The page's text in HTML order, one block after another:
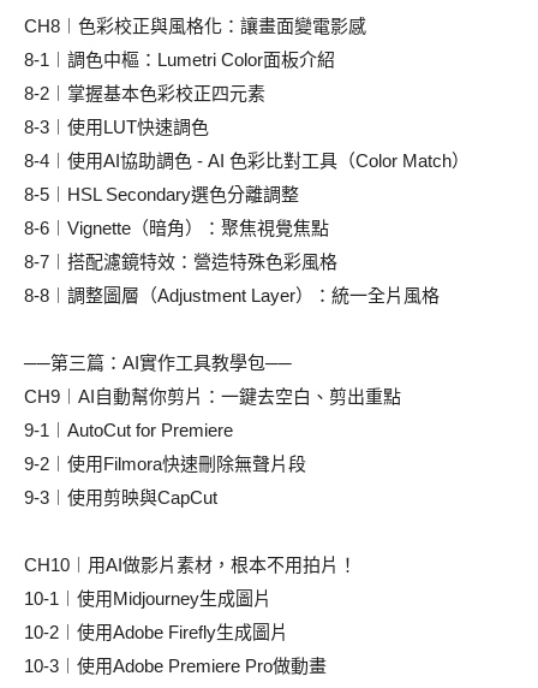
CH8︱色彩校正與風格化：讓畫面變電影感
8-1︱調色中樞：Lumetri Color面板介紹
8-2︱掌握基本色彩校正四元素
8-3︱使用LUT快速調色
8-4︱使用AI協助調色 - AI 色彩比對工具（Color Match）
8-5︱HSL Secondary選色分離調整
8-6︱Vignette（暗角）：聚焦視覺焦點
8-7︱搭配濾鏡特效：營造特殊色彩風格
8-8︱調整圖層（Adjustment Layer）：統一全片風格
──第三篇：AI實作工具教學包──
CH9︱AI自動幫你剪片：一鍵去空白、剪出重點
9-1︱AutoCut for Premiere
9-2︱使用Filmora快速刪除無聲片段
9-3︱使用剪映與CapCut
CH10︱用AI做影片素材，根本不用拍片！
10-1︱使用Midjourney生成圖片
10-2︱使用Adobe Firefly生成圖片
10-3︱使用Adobe Premiere Pro做動畫